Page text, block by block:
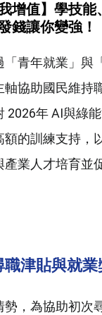
增值】學技能
錢讓你變強！
「青年就業」與
軸協助國民維持
2026年 AI與綠
額的訓練支持，
產業人才培育並
職津貼與就業
勢，為協助初次